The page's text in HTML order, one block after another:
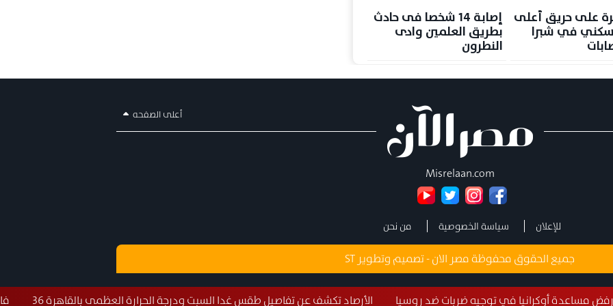
في توجيه ضربات ضد روسيا الأرصاد تكشف عن تفاصيل طقس غدا السبت ودرجة الحرارة العظمى بالقاهرة 36 فايننشال تايمز:
على حريق أعلى
في شبرا
إصابة 14 شخصا فى حادث
بطريق العلمين وادى
النطرون
أعلى الصفحه
Misrelaan.com
للإعلان سياسة الخصوصية من نحن
جميع الحقوق محفوظة مصر الان - تصميم وتطوير ST